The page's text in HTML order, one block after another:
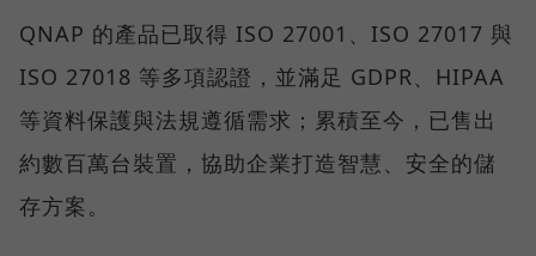
QNAP 的產品已取得 ISO 27001、ISO 27017 與
ISO 27018 等多項認證，並滿足 GDPR、HIPAA
等資料保護與法規遵循需求；累積至今，已售出
約數百萬台裝置，協助企業打造智慧、安全的儲
存方案。